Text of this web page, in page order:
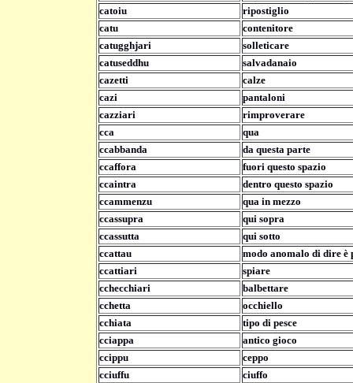
catoiu
ripostiglio
catu
contenitore
catugghjari
solleticare
catuseddhu
salvadanaio
cazetti
calze
cazi
pantaloni
cazziari
rimproverare
cca
qua
ccabbanda
da questa parte
ccaffora
fuori questo spazio
ccaintra
dentro questo spazio
ccammenzu
qua in mezzo
ccassupra
qui sopra
ccassutta
qui sotto
ccattau
modo anomalo di dire
ccattiari
spiare
cchecchiari
balbettare
cchetta
occhiello
cchiata
tipo di pesce
cciappa
antico gioco
ccippu
ceppo
cciuffu
ciuffo